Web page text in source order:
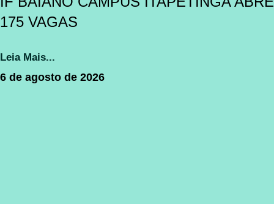
175 VAGAS
Leia Mais...
6 de agosto de 2026